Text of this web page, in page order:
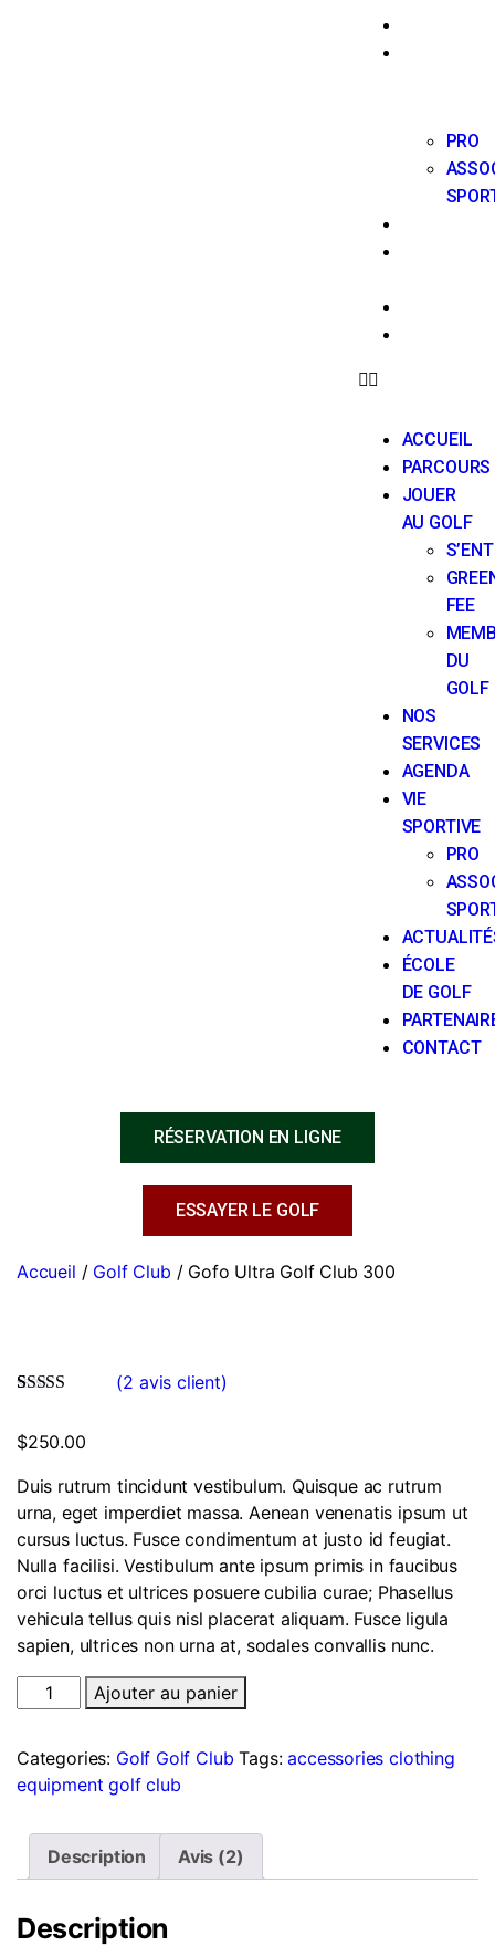
PRO
ACCUEIL
PARCOURS
JOUER
AU GOLF
FEE
DU
GOLF
NOS
SERVICES
AGENDA
VIE
SPORTIVE
PRO
ÉCOLE
DE GOLF
CONTACT
RÉSERVATION EN LIGNE
ESSAYER LE GOLF
Accueil / Golf Club / Gofo Ultra Golf Club 300
notations
(2 avis client)
$250.00
Duis rutrum tincidunt vestibulum. Quisque ac rutrum
urna, eget imperdiet massa. Aenean venenatis ipsum ut
cursus luctus. Fusce condimentum at justo id feugiat.
Nulla facilisi. Vestibulum ante ipsum primis in faucibus
orci luctus et ultrices posuere cubilia curae; Phasellus
vehicula tellus quis nisl placerat aliquam. Fusce ligula
sapien, ultrices non urna at, sodales convallis nunc.
Ajouter au panier
Categories: Golf Golf Club Tags:accessories clothing
equipment golf club
Description Avis (2)
Description